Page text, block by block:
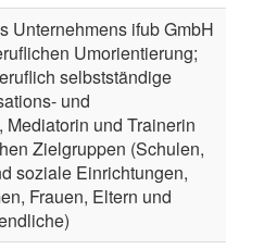
Unternehmens ifub GmbH
Umorientierung;
selbstständige
und
Mediatorin und Trainerin
Zielgruppen (Schulen,
soziale Einrichtungen,
Frauen, Eltern und